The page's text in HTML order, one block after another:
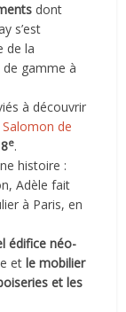
dont
s’est
de la
gamme à
à découvrir
de
e.
histoire :
Adèle fait
à Paris, en
édifice néo-
et le mobilier
et les